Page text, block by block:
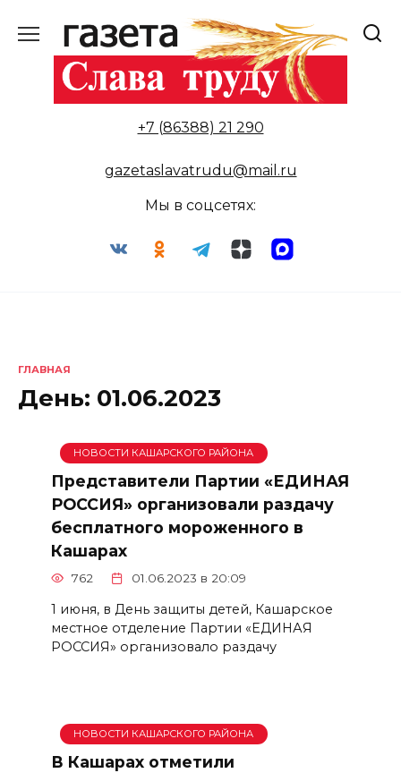
содержанию
+7 (86388) 21 290
gazetaslavatrudu@mail.ru
Мы в соцсетях:
ГЛАВНАЯ
День: 01.06.2023
НОВОСТИ КАШАРСКОГО РАЙОНА
Представители Партии «ЕДИНАЯ
РОССИЯ» организовали раздачу
бесплатного мороженного в
Кашарах
762 01.06.2023 в 20:09
1 июня, в День защиты детей, Кашарское
местное отделение Партии «ЕДИНАЯ
РОССИЯ» организовало раздачу
НОВОСТИ КАШАРСКОГО РАЙОНА
В Кашарах отметили